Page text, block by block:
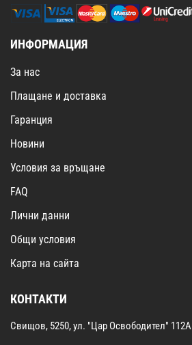
ИНФОРМАЦИЯ
За нас
Плащане и доставка
Гаранция
Новини
Условия за връщане
FAQ
Лични данни
Общи условия
Карта на сайта
КОНТАКТИ
Свищов, 5250, ул. "Цар Освободител" 112А